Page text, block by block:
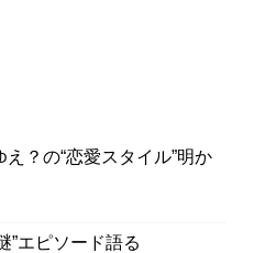
？の“恋愛スタイル”明か
”エピソード語る